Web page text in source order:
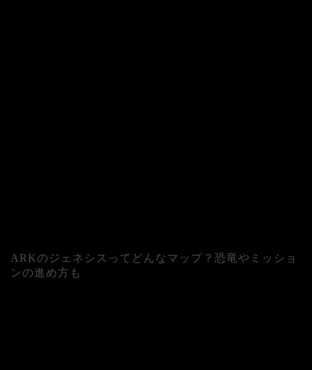
ARKのジェネシスってどんなマップ？恐竜やミッショ
ンの進め方も